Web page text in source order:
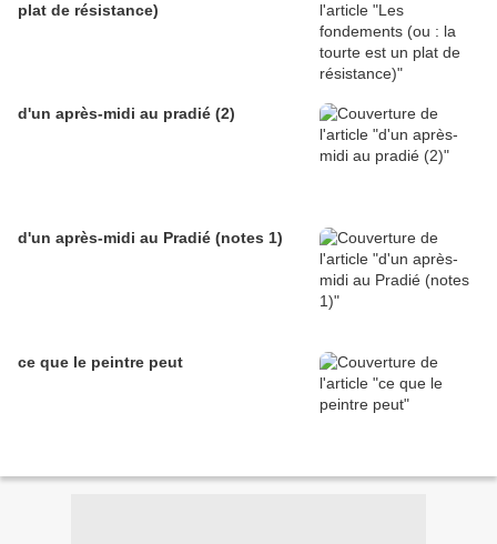
plat de résistance)
d'un après-midi au pradié (2)
d'un après-midi au Pradié (notes 1)
ce que le peintre peut